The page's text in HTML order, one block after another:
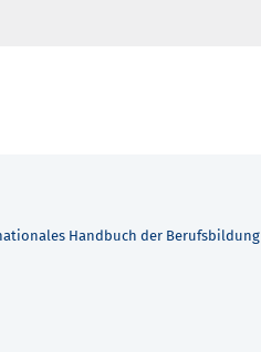
Handbuch der Berufsbildung